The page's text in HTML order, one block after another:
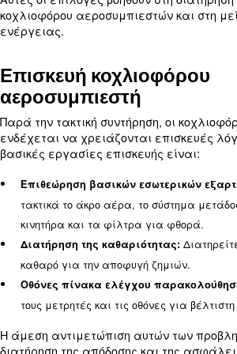
τακτικά για διαρροές για να
αποτροπή μεγάλων
διάρκεια ζωής του αεροσυμπιεστή.
Προηγμένες
Για βελτιωμένη απόδοση και